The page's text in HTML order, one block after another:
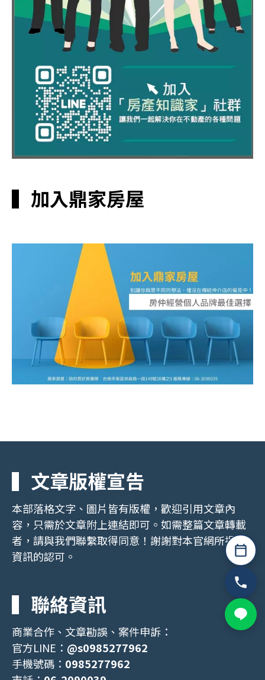
▍加入鼎家房屋
▍文章版權宣告
本部落格文字、圖片皆有版權，歡迎引用文章內
容，只需於文章附上連結即可。如需整篇文章轉載
者，請與我們聯繫取得同意！謝謝對本官網所提供
資訊的認可。
預約諮詢
撥打電話
加 LINE
▍聯絡資訊
商業合作、文章勘誤、案件申訴：
官方LINE： @s0985277962
手機號碼： 0985277962